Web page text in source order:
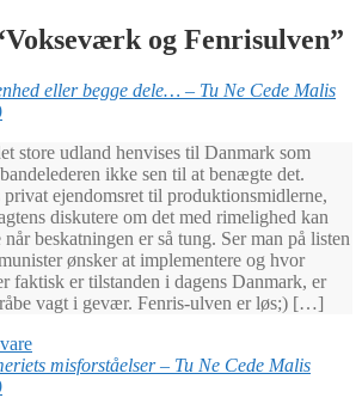
Vokseværk og Fenrisulven”
eller begge dele… – Tu Ne Cede Malis
store udland henvises til Danmark som
bandelederen ikke sen til at benægte det.
ejendomsret til produktionsmidlerne,
diskutere om det med rimelighed kan
beskatningen er så tung. Ser man på listen
ønsker at implementere og hvor
faktisk er tilstanden i dagens Danmark, er
vagt i gevær. Fenris-ulven er løs;) […]
misforståelser – Tu Ne Cede Malis